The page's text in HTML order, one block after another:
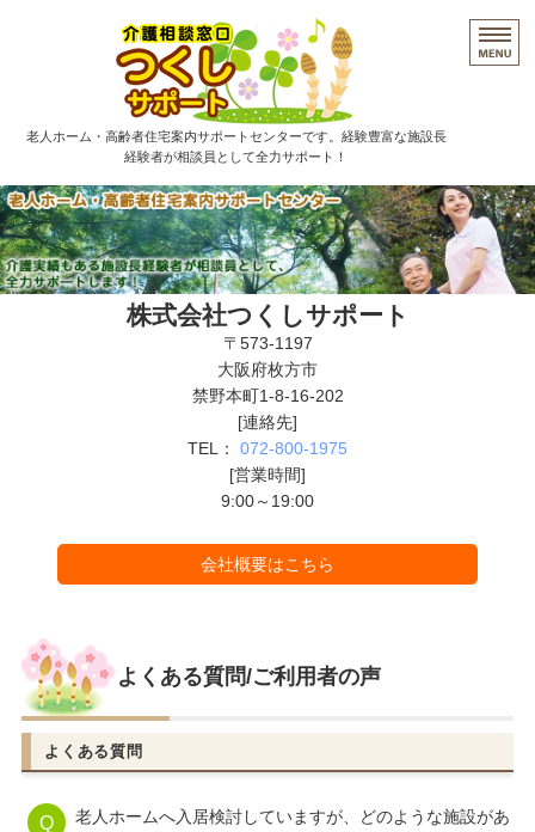
大阪府枚方市の老
老人ホーム・高齢者住宅案内サポートセンターです。経験豊富な施設長
経験者が相談員として全力サポート！
HOME
ご相談の流れ
FAQ・ご利用者の声株式会社つくしサポート
〒573-1197
大阪府枚方市
禁野本町1-8-16‐202
[連絡先]
TEL： 072-800-1975
[営業時間]
9:00～19:00
会社概要はこちら
よくある質問/ご利用者の声
よくある質問
老人ホームへ入居検討していますが、どのような施設があ